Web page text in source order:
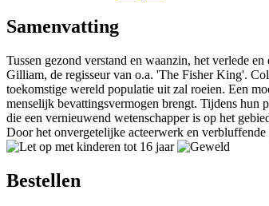
Samenvatting
Tussen gezond verstand en waanzin, het verlede
Gilliam, de regisseur van o.a. 'The Fisher King'.
toekomstige wereld populatie uit zal roeien. Een
menselijk bevattingsvermogen brengt. Tijdens hun
die een vernieuwend wetenschapper is op het
Door het onvergetelijke acteerwerk en
Bestellen